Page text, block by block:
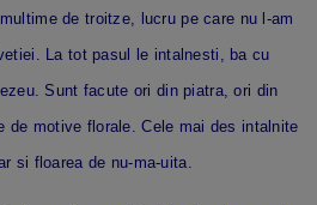
de troitze, lucru pe care nu l-am
La tot pasul le intalnesti, ba cu
Sunt facute ori din piatra, ori din
de motive florale. Cele mai des intalnite
si floarea de nu-ma-uita.